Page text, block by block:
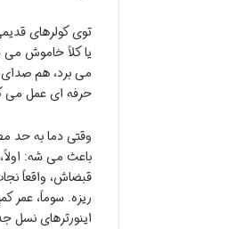
توی کولرهای
یا کلاً خاموش
می برد، هم صدای
حرفه ای عمل می
وقتی دما به حد
قبضاش، واقعاً
ریزه. سوماً، عمر
اینورترهای نسل